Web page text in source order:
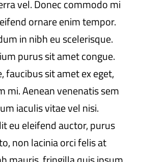
vel. Donec commodo mi
ornare enim tempor.
in nibh eu scelerisque.
purus sit amet congue.
faucibus sit amet ex eget,
mi. Aenean venenatis sem
iaculis vitae vel nisi.
eu eleifend auctor, purus
non lacinia orci felis at